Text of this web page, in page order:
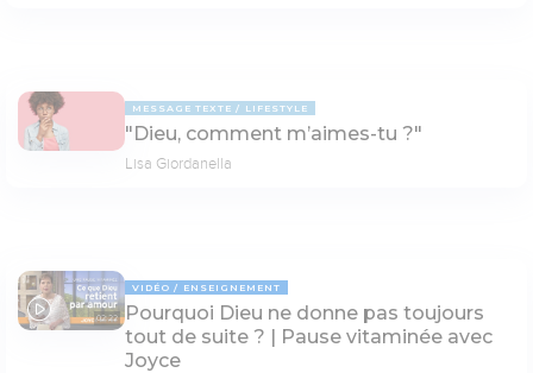
MESSAGE TEXTE LIFESTYLE
"Dieu, comment m’aimes-tu ?"
Lisa Giordanella
02:22
VIDÉO ENSEIGNEMENT
Pourquoi Dieu ne donne pas toujours
tout de suite ? | Pause vitaminée avec
Joyce